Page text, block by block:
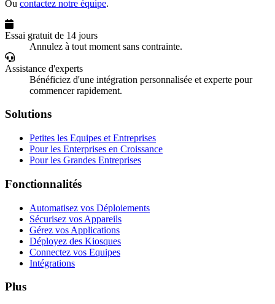
Ou contactez notre équipe.
Essai gratuit de 14 jours
Annulez à tout moment sans contrainte.
Assistance d'experts
Bénéficiez d'une intégration personnalisée et experte pour
commencer rapidement.
Solutions
Petites les Equipes et Entreprises
Pour les Enterprises en Croissance
Pour les Grandes Entreprises
Fonctionnalités
Automatisez vos Déploiements
Sécurisez vos Appareils
Gérez vos Applications
Déployez des Kiosques
Connectez vos Equipes
Intégrations
Plus